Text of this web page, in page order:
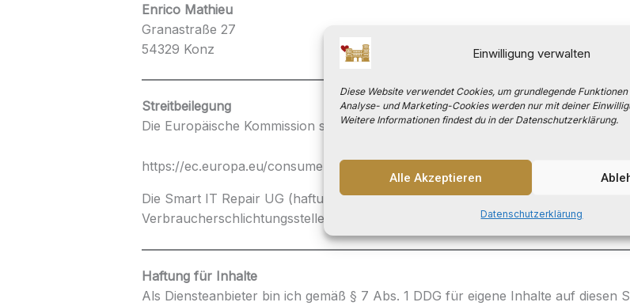
Einwilligung verwalten
Diese Website verwendet Cookies, um grundlegende
Analyse- und Marketing-Cookies werden nur mit deiner
Weitere Informationen findest du in der Datenschutzerklärung.
Alle Akzeptieren
Datenschutzerklärung
Enrico Mathieu
Granastraße 27
54329 Konz
Streitbeilegung
Die Europäische Kommission stellt eine Plattform zur Online-Streitbeilegung (OS)
https://ec.europa.eu/consumers/odr
Die Smart IT Repair UG (haftungsbeschränkt) ist nicht verpflichtet und nicht
Verbraucherschlichtungsstelle teilzunehmen.
Haftung für Inhalte
Als Diensteanbieter bin ich gemäß § 7 Abs. 1 DDG für eigene Inhalte auf diesen